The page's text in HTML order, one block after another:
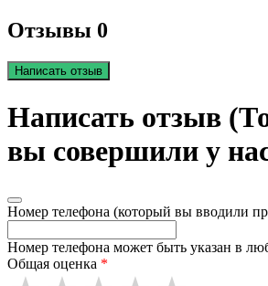
Отзывы 0
Написать отзыв
Написать отзыв
вы совершили у
Номер телефона (который вы вводили
Номер телефона может быть указан в
Общая оценка *